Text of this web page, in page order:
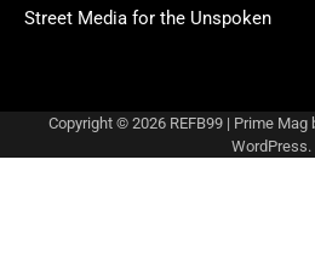
Street Media for the Unspoken
Copyright © 2026 REFB99| Prime Mag
WordPress.